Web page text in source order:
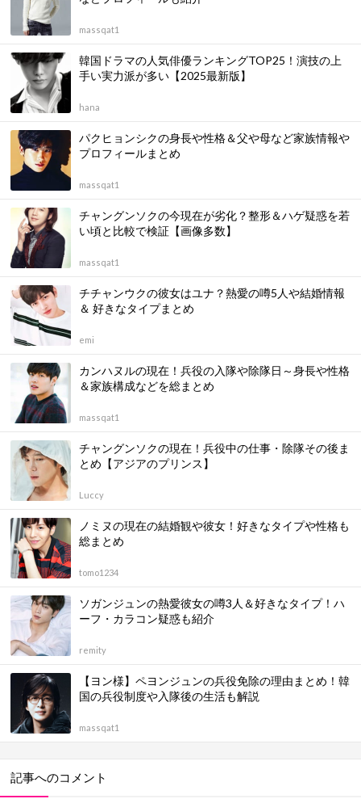
massqat1
韓国ドラマの人気俳優ランキングTOP25！演技の上
手い実力派が多い【2025最新版】
hana
パクヒョンシクの身長や性格＆父や母など家族情報や
プロフィールまとめ
massqat1
チャングンソクの今現在が劣化？整形＆ハゲ疑惑を若
い頃と比較で検証【画像多数】
massqat1
チチャンウクの彼女はユナ？熱愛の噂5人や結婚情報
＆ 好きなタイプまとめ
emi
カンハヌルの現在！兵役の入隊や除隊日～身長や性格
＆家族構成などを総まとめ
massqat1
チャングンソクの現在！兵役中の仕事・除隊その後ま
とめ【アジアのプリンス】
Luccy
ノミヌの現在の結婚観や彼女！好きなタイプや性格も
総まとめ
tomo1234
ソガンジュンの熱愛彼女の噂3人＆好きなタイプ！ハ
ーフ・カラコン疑惑も紹介
remity
【ヨン様】ペヨンジュンの兵役免除の理由まとめ！韓
国の兵役制度や入隊後の生活も解説
massqat1
記事へのコメント